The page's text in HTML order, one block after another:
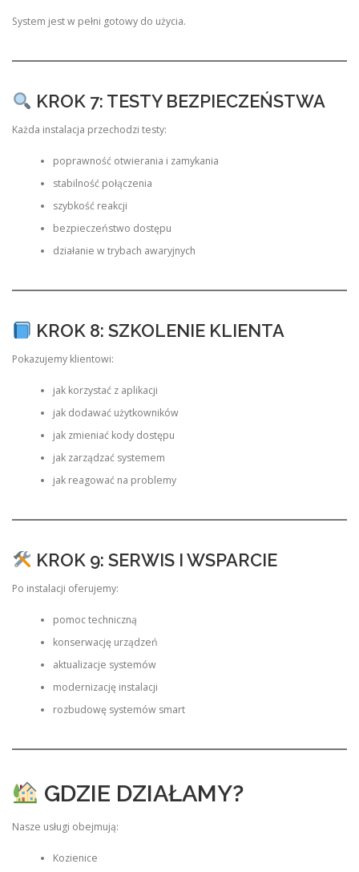
System jest w pełni gotowy do użycia.
KROK 7: TESTY BEZPIECZEŃSTWA
Każda instalacja przechodzi testy:
poprawność otwierania i zamykania
stabilność połączenia
szybkość reakcji
bezpieczeństwo dostępu
działanie w trybach awaryjnych
KROK 8: SZKOLENIE KLIENTA
Pokazujemy klientowi:
jak korzystać z aplikacji
jak dodawać użytkowników
jak zmieniać kody dostępu
jak zarządzać systemem
jak reagować na problemy
KROK 9: SERWIS I WSPARCIE
Po instalacji oferujemy:
pomoc techniczną
konserwację urządzeń
aktualizacje systemów
modernizację instalacji
rozbudowę systemów smart
GDZIE DZIAŁAMY?
Nasze usługi obejmują:
Kozienice